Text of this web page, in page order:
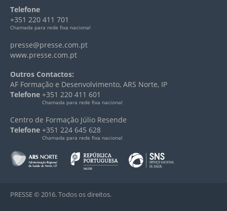
Telefone
+351 220 411 701
Chamada para rede fixa nacional
presse@presse.com.pt
www.presse.com.pt
Outros Contactos:
AF Formação e Desenvolvimento, ARS Norte, IP
Telefone +351 220 411 601
Chamada para rede fixa nacional
Centro de Formação Júlio Resende
Telefone +351 224 645 628
Chamada para rede fixa nacional
PRESSE © 2016. Todos os direitos.